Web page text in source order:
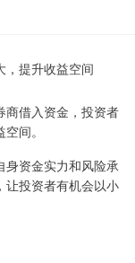
商借入资金，投资者
间。
身资金实力和风险承
让投资者有机会以小